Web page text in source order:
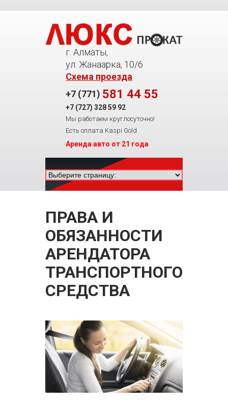
г. Алматы,
ул. Жанаарка, 10/6
Схема проезда
+7 (771) 581 44 55
+7 (727) 328 59 92
Мы работаем круглосуточно!
Есть оплата Kaspi Gold
Аренда авто от 21 года
ПРАВА И
ОБЯЗАННОСТИ
АРЕНДАТОРА
ТРАНСПОРТНОГО
СРЕДСТВА